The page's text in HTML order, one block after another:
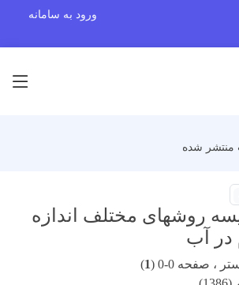
ورود به سامانه
منتشر شده
روشهای مختلف اندازه
در آب
، صفحه 0-0 ( 1
)